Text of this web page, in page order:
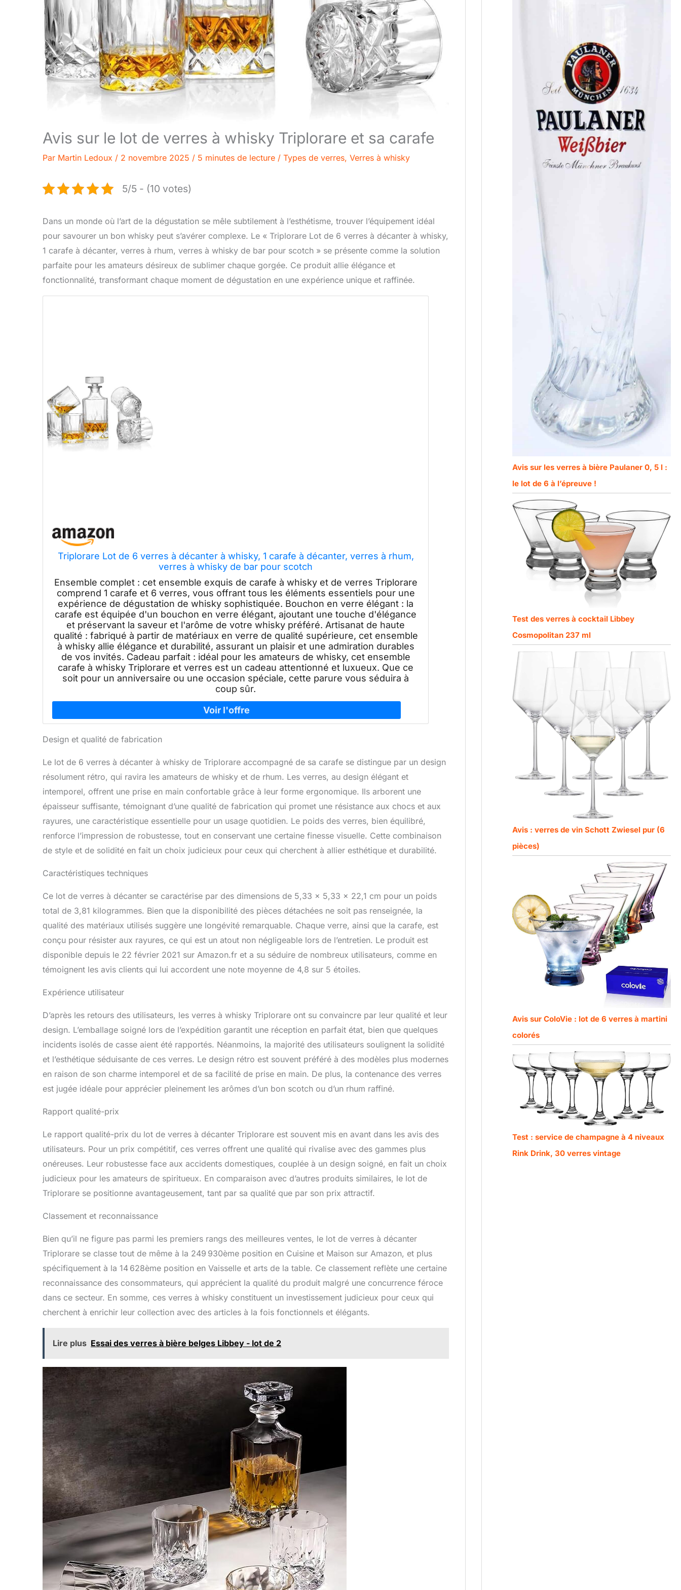
Avis sur le lot de verres à whisky Triplorare et sa carafe
Par Martin Ledoux / 2 novembre 2025 / 5 minutes de lecture / Types de verres, Verres à whisky
5/5 - (10 votes)
Dans un monde où l’art de la dégustation se mêle subtilement à l’esthétisme, trouver l’équipement idéal
pour savourer un bon whisky peut s’avérer complexe. Le « Triplorare Lot de 6 verres à décanter à whisky,
1 carafe à décanter, verres à rhum, verres à whisky de bar pour scotch » se présente comme la solution
parfaite pour les amateurs désireux de sublimer chaque gorgée. Ce produit allie élégance et
fonctionnalité, transformant chaque moment de dégustation en une expérience unique et raffinée.
Triplorare Lot de 6 verres à décanter à whisky, 1 carafe à décanter, verres à rhum,
verres à whisky de bar pour scotch
Ensemble complet : cet ensemble exquis de carafe à whisky et de verres Triplorare
comprend 1 carafe et 6 verres, vous offrant tous les éléments essentiels pour une
expérience de dégustation de whisky sophistiquée. Bouchon en verre élégant : la
carafe est équipée d'un bouchon en verre élégant, ajoutant une touche d'élégance
et préservant la saveur et l'arôme de votre whisky préféré. Artisanat de haute
qualité : fabriqué à partir de matériaux en verre de qualité supérieure, cet ensemble
à whisky allie élégance et durabilité, assurant un plaisir et une admiration durables
de vos invités. Cadeau parfait : idéal pour les amateurs de whisky, cet ensemble
carafe à whisky Triplorare et verres est un cadeau attentionné et luxueux. Que ce
soit pour un anniversaire ou une occasion spéciale, cette parure vous séduira à
coup sûr.
Design et qualité de fabrication
Le lot de 6 verres à décanter à whisky de Triplorare accompagné de sa carafe se distingue par un design
résolument rétro, qui ravira les amateurs de whisky et de rhum. Les verres, au design élégant et
intemporel, offrent une prise en main confortable grâce à leur forme ergonomique. Ils arborent une
épaisseur suffisante, témoignant d’une qualité de fabrication qui promet une résistance aux chocs et aux
rayures, une caractéristique essentielle pour un usage quotidien. Le poids des verres, bien équilibré,
renforce l’impression de robustesse, tout en conservant une certaine finesse visuelle. Cette combinaison
de style et de solidité en fait un choix judicieux pour ceux qui cherchent à allier esthétique et durabilité.
Caractéristiques techniques
Ce lot de verres à décanter se caractérise par des dimensions de 5,33 x 5,33 x 22,1 cm pour un poids
total de 3,81 kilogrammes. Bien que la disponibilité des pièces détachées ne soit pas renseignée, la
qualité des matériaux utilisés suggère une longévité remarquable. Chaque verre, ainsi que la carafe, est
conçu pour résister aux rayures, ce qui est un atout non négligeable lors de l’entretien. Le produit est
disponible depuis le 22 février 2021 sur Amazon.fr et a su séduire de nombreux utilisateurs, comme en
témoignent les avis clients qui lui accordent une note moyenne de 4,8 sur 5 étoiles.
Expérience utilisateur
D’après les retours des utilisateurs, les verres à whisky Triplorare ont su convaincre par leur qualité et leur
design. L’emballage soigné lors de l’expédition garantit une réception en parfait état, bien que quelques
incidents isolés de casse aient été rapportés. Néanmoins, la majorité des utilisateurs soulignent la solidité
et l’esthétique séduisante de ces verres. Le design rétro est souvent préféré à des modèles plus modernes
en raison de son charme intemporel et de sa facilité de prise en main. De plus, la contenance des verres
est jugée idéale pour apprécier pleinement les arômes d’un bon scotch ou d’un rhum raffiné.
Rapport qualité-prix
Le rapport qualité-prix du lot de verres à décanter Triplorare est souvent mis en avant dans les avis des
utilisateurs. Pour un prix compétitif, ces verres offrent une qualité qui rivalise avec des gammes plus
onéreuses. Leur robustesse face aux accidents domestiques, couplée à un design soigné, en fait un choix
judicieux pour les amateurs de spiritueux. En comparaison avec d’autres produits similaires, le lot de
Triplorare se positionne avantageusement, tant par sa qualité que par son prix attractif.
Classement et reconnaissance
Bien qu’il ne figure pas parmi les premiers rangs des meilleures ventes, le lot de verres à décanter
Triplorare se classe tout de même à la 249 930ème position en Cuisine et Maison sur Amazon, et plus
spécifiquement à la 14 628ème position en Vaisselle et arts de la table. Ce classement reflète une certaine
reconnaissance des consommateurs, qui apprécient la qualité du produit malgré une concurrence féroce
dans ce secteur. En somme, ces verres à whisky constituent un investissement judicieux pour ceux qui
cherchent à enrichir leur collection avec des articles à la fois fonctionnels et élégants.
Lire plus Essai des verres à bière belges Libbey - lot de 2
Avis sur les verres à bière Paulaner 0, 5 l :
le lot de 6 à l’épreuve !
Test des verres à cocktail Libbey
Cosmopolitan 237 ml
Avis : verres de vin Schott Zwiesel pur (6
pièces)
Avis sur ColoVie : lot de 6 verres à martini
colorés
Test : service de champagne à 4 niveaux
Rink Drink, 30 verres vintage